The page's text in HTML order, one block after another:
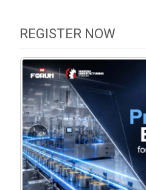
REGISTER NOW